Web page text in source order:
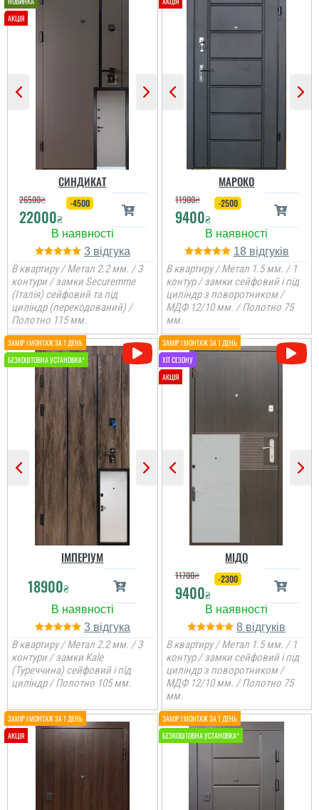
СИНДИКАТ
26500₴
22000₴
-4500
3
В квартиру / Метал 2.2 мм. / 3
контури / замки Securemme
(Італія) сейфовий та під
циліндр (перекодований) /
Полотно 115 мм.
МАРОКО
11900₴
9400₴
-2500
18
В квартиру / Метал 1.5 мм. / 1
контур / замки сейфовий і під
циліндр з поворотником /
МДФ 12/10 мм. / Полотно 75
мм.
ІМПЕРІУМ
18900₴
3
В квартиру / Метал 2.2 мм. / 3
контури / замки Kale
(Туреччина) сейфовий і під
циліндр / Полотно 105 мм.
МІДО
11700₴
9400₴
-2300
8
В квартиру / Метал 1.5 мм. / 1
контур / замки сейфовий і під
циліндр з поворотником /
МДФ 12/10 мм. / Полотно 75
мм.